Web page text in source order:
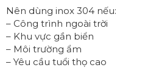
Nên dùng inox 304 nếu:
– Công trình ngoài trời
– Khu vực gần biển
– Môi trường ẩm
– Yêu cầu tuổi thọ cao